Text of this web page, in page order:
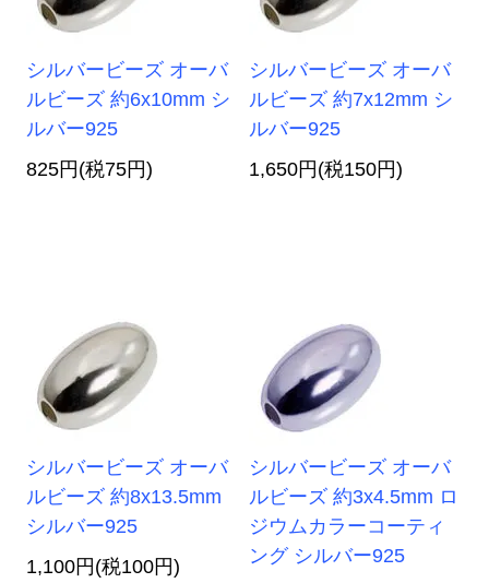
シルバービーズ オーバ
ルビーズ 約6x10mm シ
ルバー925
825円(税75円)
シルバービーズ オーバ
ルビーズ 約7x12mm シ
ルバー925
1,650円(税150円)
シルバービーズ オーバ
ルビーズ 約8x13.5mm
シルバー925
1,100円(税100円)
シルバービーズ オーバ
ルビーズ 約3x4.5mm ロ
ジウムカラーコーティ
ング シルバー925